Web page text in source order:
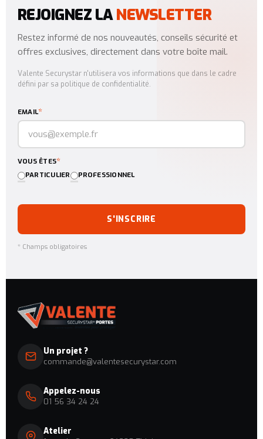
REJOIGNEZ LANEWSLETTER
Restez informé de nos nouveautés, conseils sécurité et
offres exclusives, directement dans votre boîte mail.
Valente Securystar n'utilisera vos informations que dans le cadre
défini par sa politique de confidentialité.
EMAIL*
VOUS ÊTES*
PARTICULIER PROFESSIONNEL
S'INSCRIRE
* Champs obligatoires
Un projet ?
commande@valentesecurystar.com
Appelez-nous
01 56 34 24 24
Atelier